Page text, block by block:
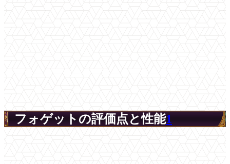
フォゲットの評価点と性能1